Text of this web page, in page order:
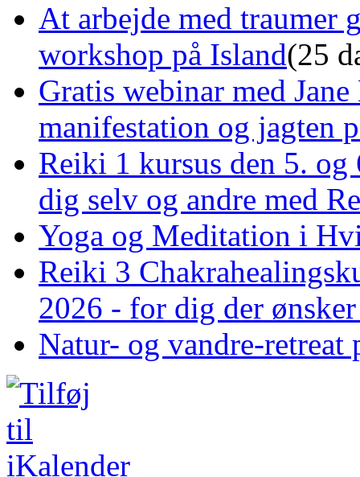
At arbejde med traumer
workshop på Island(25
Gratis webinar med
manifestation og jagten
Reiki 1 kursus den 5.
dig selv og andre med
Yoga og Meditation i
Reiki 3
2026 - for dig der
Natur- og vandre-retreat